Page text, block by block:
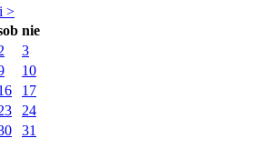
>
nie
3
10
17
24
31